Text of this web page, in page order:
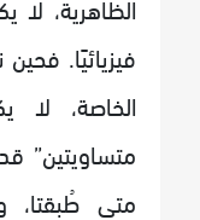
الظاهرية،
فيزيائيًا.
الخاصة، لا
متساويتين”
متى طُبقتا،